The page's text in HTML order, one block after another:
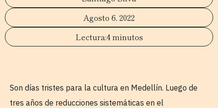
Agosto 6, 2022
4 minutos
Son días tristes para la cultura en Medellín. Luego de
tres años de reducciones sistemáticas en el